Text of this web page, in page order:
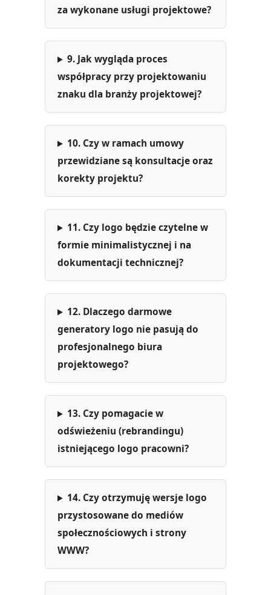
za wykonane usługi projektowe?
9. Jak wygląda proces
współpracy przy projektowaniu
znaku dla branży projektowej?
10. Czy w ramach umowy
przewidziane są konsultacje oraz
korekty projektu?
11. Czy logo będzie czytelne w
formie minimalistycznej i na
dokumentacji technicznej?
12. Dlaczego darmowe
generatory logo nie pasują do
profesjonalnego biura
projektowego?
13. Czy pomagacie w
odświeżeniu (rebrandingu)
istniejącego logo pracowni?
14. Czy otrzymuję wersje logo
przystosowane do mediów
społecznościowych i strony
WWW?